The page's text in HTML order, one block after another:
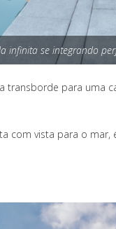
infinita se integrando
para uma
com vista para o mar,